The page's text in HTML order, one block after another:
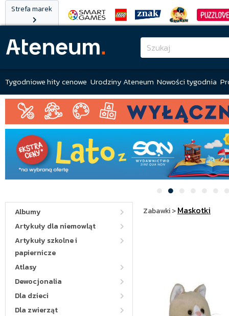
Strefa marek
Tygodniowe hity cenowe Urodziny Ateneum Nowości tygodnia
Albumy
Artykuły dla niemowląt
Artykuły szkolne i
papiernicze
Atlasy
Dewocjonalia
Dla dzieci
Dla zwierząt
Zabawki>Maskotki